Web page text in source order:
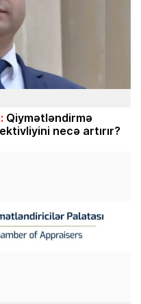
Qiymətləndirmə
necə artırır?